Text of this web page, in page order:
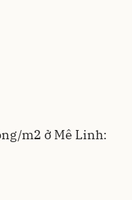
m2 ở Mê Linh: